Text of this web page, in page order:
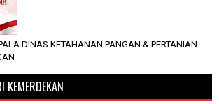
DINAS KETAHANAN PANGAN & PERTANIAN
KEMERDEKAN